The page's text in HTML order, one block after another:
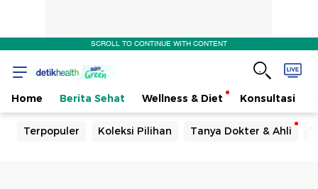
SCROLL TO CONTINUE WITH CONTENT
Home Berita Sehat Wellness & Diet Konsultasi
Terpopuler Koleksi Pilihan Tanya Dokter & Ahli